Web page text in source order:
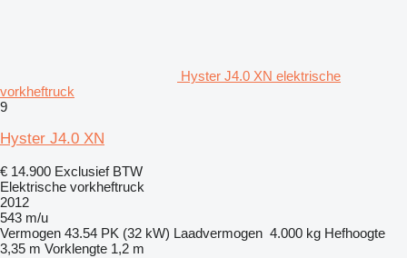
Hyster J4.0 XN elektrische
vorkheftruck
9
Hyster J4.0 XN
€ 14.900 Exclusief BTW
Elektrische vorkheftruck
2012
543 m/u
Vermogen 43.54 PK (32 kW) Laadvermogen 4.000 kg Hefhoogte
3,35 m Vorklengte 1,2 m